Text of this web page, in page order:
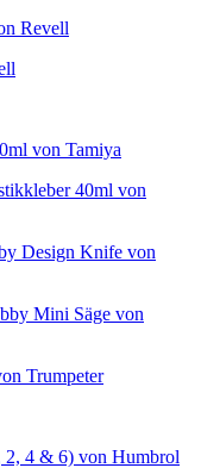
Revell
von Tamiya
40ml von
Design Knife von
Mini Säge von
Trumpeter
2, 4 & 6) von Humbrol